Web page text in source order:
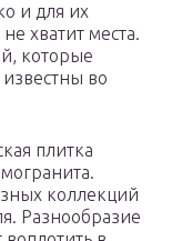
и для их
хватит места.
которые
во
плитка
коллекций
Разнообразие